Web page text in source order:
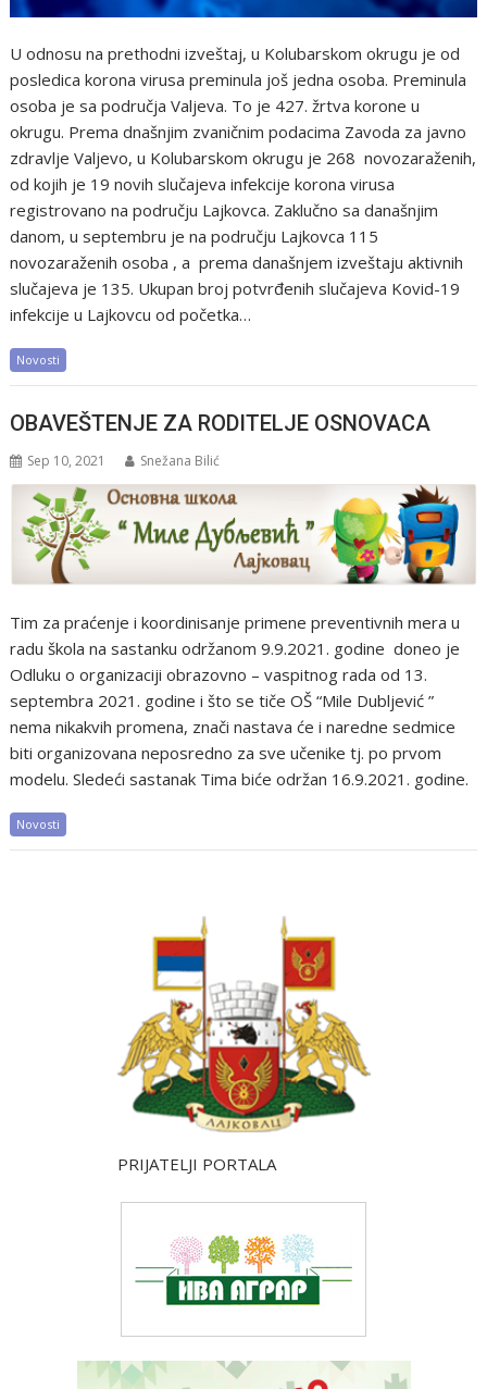
U odnosu na prethodni izveštaj, u Kolubarskom okrugu je od
posledica korona virusa preminula još jedna osoba. Preminula
osoba je sa područja Valjeva. To je 427. žrtva korone u
okrugu. Prema dnašnjim zvaničnim podacima Zavoda za javno
zdravlje Valjevo, u Kolubarskom okrugu je 268 novozaraženih,
od kojih je 19 novih slučajeva infekcije korona virusa
registrovano na području Lajkovca. Zaklučno sa današnjim
danom, u septembru je na području Lajkovca 115
novozaraženih osoba , a prema današnjem izveštaju aktivnih
slučajeva je 135. Ukupan broj potvrđenih slučajeva Kovid-19
infekcije u Lajkovcu od početka…
Novosti
OBAVEŠTENJE ZA RODITELJE OSNOVACA
Sep 10, 2021 Snežana Bilić
Tim za praćenje i koordinisanje primene preventivnih mera u
radu škola na sastanku održanom 9.9.2021. godine doneo je
Odluku o organizaciji obrazovno – vaspitnog rada od 13.
septembra 2021. godine i što se tiče OŠ “Mile Dubljević ”
nema nikakvih promena, znači nastava će i naredne sedmice
biti organizovana neposredno za sve učenike tj. po prvom
modelu. Sledeći sastanak Tima biće održan 16.9.2021. godine.
Novosti
PRIJATELJI PORTALA